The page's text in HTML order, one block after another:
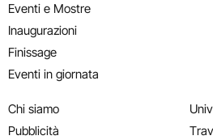
Eventi e Mostre
Inaugurazioni
Finissage
Eventi in giornata
Chi siamo
Pubblicità